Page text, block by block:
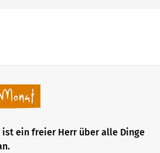
ist ein freier Herr über alle Dinge